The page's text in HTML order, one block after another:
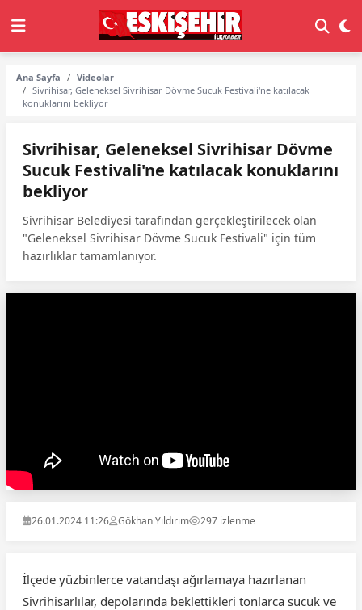
Ana Sayfa
Videolar
Sivrihisar, Geleneksel Sivrihisar Dövme Sucuk Festivali'ne katılacak
konuklarını bekliyor
Sivrihisar, Geleneksel Sivrihisar Dövme
Sucuk Festivali'ne katılacak konuklarını
bekliyor
Sivrihisar Belediyesi tarafından gerçekleştirilecek olan
"Geleneksel Sivrihisar Dövme Sucuk Festivali" için tüm
hazırlıklar tamamlanıyor.
26.01.2024 11:26 Gökhan Yıldırım 297 izlenme
İlçede yüzbinlerce vatandaşı ağırlamaya hazırlanan
Sivrihisarlılar, depolarında beklettikleri tonlarca sucuk ve